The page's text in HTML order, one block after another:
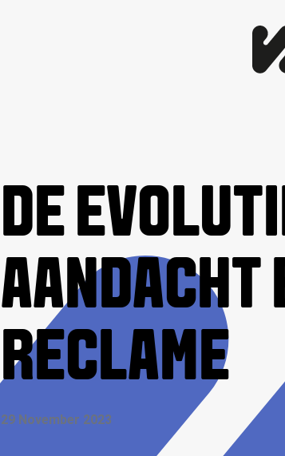
DE
AANDACHT
RECLAME
29 November 2023